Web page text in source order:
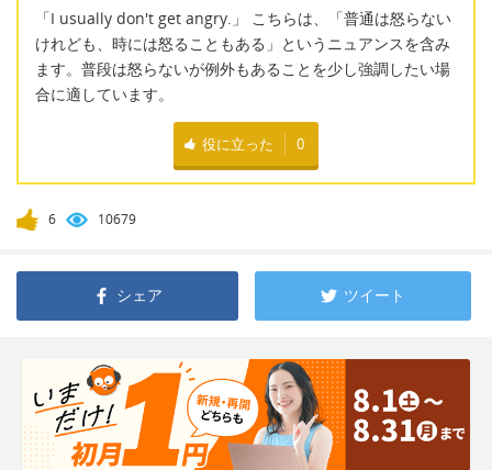
「I usually don't get angry.」 こちらは、「普通は怒らない
けれども、時には怒ることもある」というニュアンスを含み
ます。普段は怒らないが例外もあることを少し強調したい場
合に適しています。
役に立った 0
6 10679
シェア ツイート